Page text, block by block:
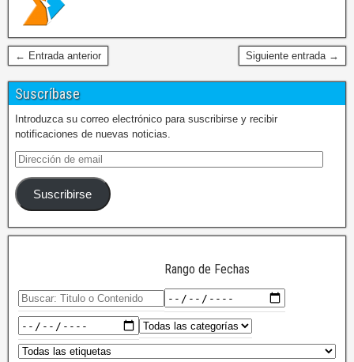
← Entrada anterior Siguiente entrada →
Suscríbase
Introduzca su correo electrónico para suscribirse y recibir
notificaciones de nuevas noticias.
Suscribirse
Rango de Fechas